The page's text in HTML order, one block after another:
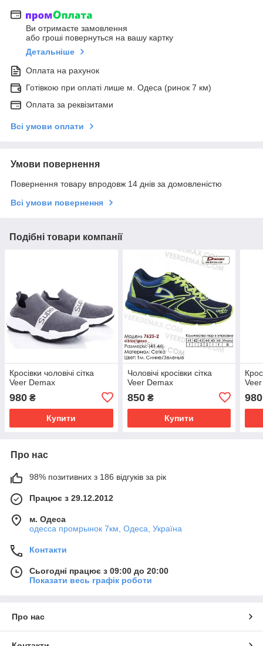
Ви отримаєте замовлення
або гроші повернуться на вашу картку
Детальніше
Оплата на рахунок
Готівкою при оплаті лише м. Одеса (ринок 7 км)
Оплата за реквізитами
Всі умови оплати
Умови повернення
Повернення товару впродовж 14 днів за домовленістю
Всі умови повернення
Подібні товари компанії
Кросівки чоловічі сітка
Veer Demax
980 ₴
Купити
Чоловічі кросівки сітка
Veer Demax
850₴
Купити
980
Про нас
98% позитивних з 186 відгуків за рік
Працює з 29.12.2012
м. Одеса
одесса промрынок 7км, Одеса, Україна
Контакти
Сьогодні працює з 09:00 до 20:00
Показати весь графік роботи
Про нас